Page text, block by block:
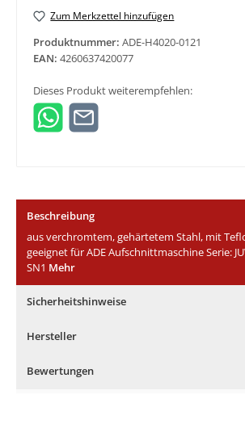
Zum Merkzettel hinzufügen
Produktnummer: ADE-H4020-0121
EAN: 4260637420077
Dieses Produkt weiterempfehlen:
Beschreibung
aus verchromtem, gehärtetem Stahl, mit
geeignet für ADE Aufschnittmaschine Serie:
SN1 Mehr
Sicherheitshinweise
Hersteller
Bewertungen